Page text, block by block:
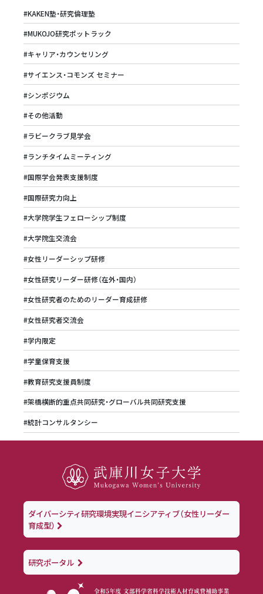
#KAKEN塾・研究倫理塾
#MUKOJO研究ポットラック
#キャリア・カウンセリング
#サイエンス・コモンズ セミナー
#シンポジウム
#その他活動
#ラビークラブ見学会
#ランチタイムミーティング
#国際学会発表支援制度
#国際研究力向上
#大学院学生フェローシップ制度
#大学院生交流会
#女性リーダーシップ研修
#女性研究リーダー研修（在外・国内）
#女性研究者のためのリーダー育成研修
#女性研究者交流会
#学内限定
#学童保育支援
#教育研究支援員制度
#架橋横断的重点共同研究・グローバル共同研究支援
#統計コンサルタンシー
ダイバーシティ研究環境実現イニシアティブ（女性リーダー
育成型）
研究ポータル